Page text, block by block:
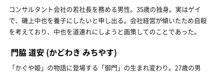
コンサルタント会社の若社長を務める男性。35歳の独身。実はゲイ
で、磯上中也を養子にしたいと申し出る。会社経営が傾いたため自殺
を考えており、中也を道連れにしようと画策してのことであった。
門脇 道安 (かどわき みちやす)
「かぐや姫」の物語に登場する「御門」の生まれ変わり。27歳の男